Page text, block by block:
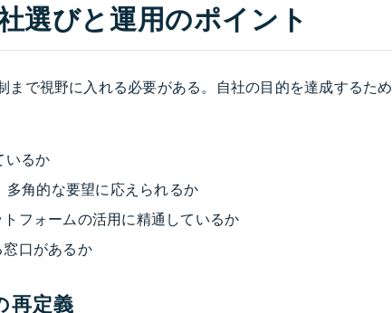
選びと運用のポイント
で視野に入れる必要がある。自社の目的を達成するため
いるか
角的な要望に応えられるか
フォームの活用に精通しているか
口があるか
再定義